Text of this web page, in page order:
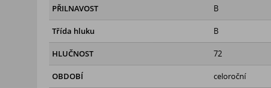
PŘILNAVOST B
Třída hluku B
HLUČNOST 72
OBDOBÍ celoroční